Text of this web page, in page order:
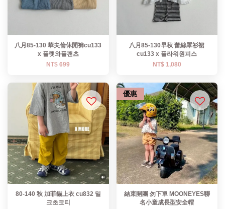
八月85-130 華夫倫休閒褲cu133
x 플랫와플팬츠
NT$ 699
八月85-130早秋 蕾絲罩衫裙
cu133 x 플라워원피스
NT$ 1,080
80-140 秋 加菲貓上衣 cu832 밀
크초코티
優惠
結束開團 勿下單 MOONEYES聯
名小童成長型安全帽